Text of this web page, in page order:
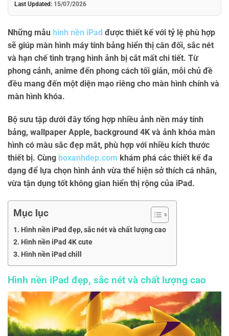
Last Updated: 15/07/2026
Những mẫu hình nền iPad được thiết kế với tỷ lệ phù hợp
sẽ giúp màn hình máy tính bảng hiển thị cân đối, sắc nét
và hạn chế tình trạng hình ảnh bị cắt mất chi tiết. Từ
phong cảnh, anime đến phong cách tối giản, mỗi chủ đề
đều mang đến một diện mạo riêng cho màn hình chính và
màn hình khóa.
Bộ sưu tập dưới đây tổng hợp nhiều ảnh nền máy tính
bảng, wallpaper Apple, background 4K và ảnh khóa màn
hình có màu sắc đẹp mắt, phù hợp với nhiều kích thước
thiết bị. Cùng boxanhdep.com khám phá các thiết kế đa
dạng để lựa chọn hình ảnh vừa thể hiện sở thích cá nhân,
vừa tận dụng tốt không gian hiển thị rộng của iPad.
Mục lục
Hình nền iPad đẹp, sắc nét và chất lượng cao
Hình nền iPad 4K cute
Hình nền iPad chill
Hình nền iPad đẹp, sắc nét và chất lượng cao